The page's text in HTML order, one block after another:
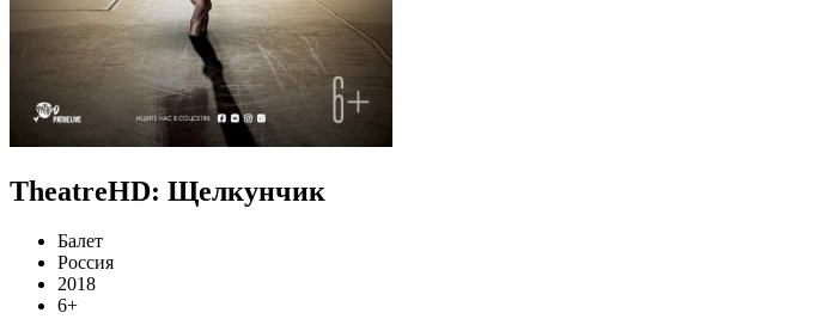
TheatreHD: Щелкунчик
Балет
Россия
2018
6+